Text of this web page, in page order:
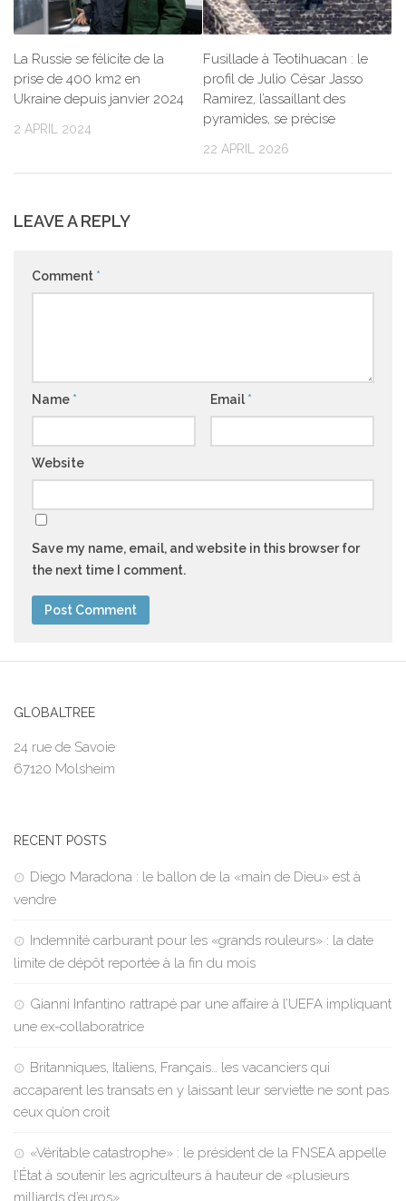
La Russie se félicite de la
prise de 400 km2 en
Ukraine depuis janvier 2024
2 APRIL 2024
Fusillade à Teotihuacan : le
profil de Julio César Jasso
Ramirez, l’assaillant des
pyramides, se précise
22 APRIL 2026
LEAVE A REPLY
Comment *
Name * Email *
Website
Save my name, email, and website in this browser for
the next time I comment.
GLOBALTREE
24 rue de Savoie
67120 Molsheim
RECENT POSTS
Diego Maradona : le ballon de la «main de Dieu» est à
vendre
Indemnité carburant pour les «grands rouleurs» : la date
limite de dépôt reportée à la fin du mois
Gianni Infantino rattrapé par une affaire à l’UEFA impliquant
une ex-collaboratrice
Britanniques, Italiens, Français… les vacanciers qui
accaparent les transats en y laissant leur serviette ne sont pas
ceux qu’on croit
«Véritable catastrophe» : le président de la FNSEA appelle
l’État à soutenir les agriculteurs à hauteur de «plusieurs
milliards d’euros»